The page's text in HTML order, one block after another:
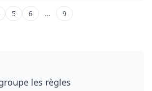
5 6 … 9
les règles